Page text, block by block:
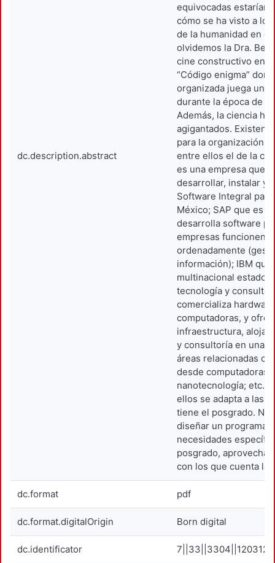
dc.description.abstract
equivocadas
cómo se ha visto a lo
de la humanidad en
olvidemos la Dra.
cine constructivo
“Código enigma”
organizada juega un
durante la época de
Además, la ciencia ha
agigantados. Existen
para la organización
entre ellos el de la
es una empresa que
desarrollar, instalar y
Software Integral
México; SAP que es
desarrolla software
empresas funcionen
ordenadamente
información); IBM
multinacional
tecnología y
comercializa
computadoras, y
infraestructura,
y consultoría en una
áreas relacionadas
desde computadoras
nanotecnología; etc.
ellos se adapta a las
tiene el posgrado.
diseñar un programa
necesidades
posgrado,
con los que cuenta la
dc.format pdf
dc.format.digitalOrigin Born digital
dc.identificator 7||33||3304||120312